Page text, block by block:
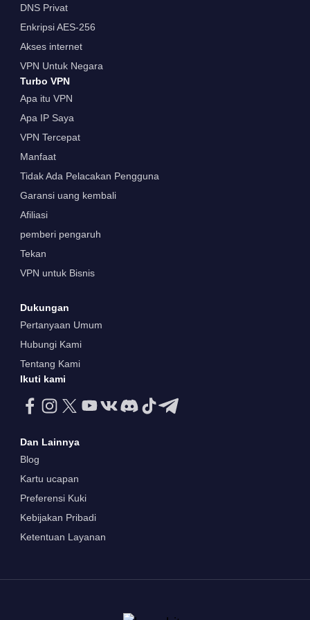
DNS Privat
Enkripsi AES-256
Akses internet
VPN Untuk Negara
Turbo VPN
Apa itu VPN
Apa IP Saya
VPN Tercepat
Manfaat
Tidak Ada Pelacakan Pengguna
Garansi uang kembali
Afiliasi
pemberi pengaruh
Tekan
VPN untuk Bisnis
Dukungan
Pertanyaan Umum
Hubungi Kami
Tentang Kami
Ikuti kami
Dan Lainnya
Blog
Kartu ucapan
Preferensi Kuki
Kebijakan Pribadi
Ketentuan Layanan